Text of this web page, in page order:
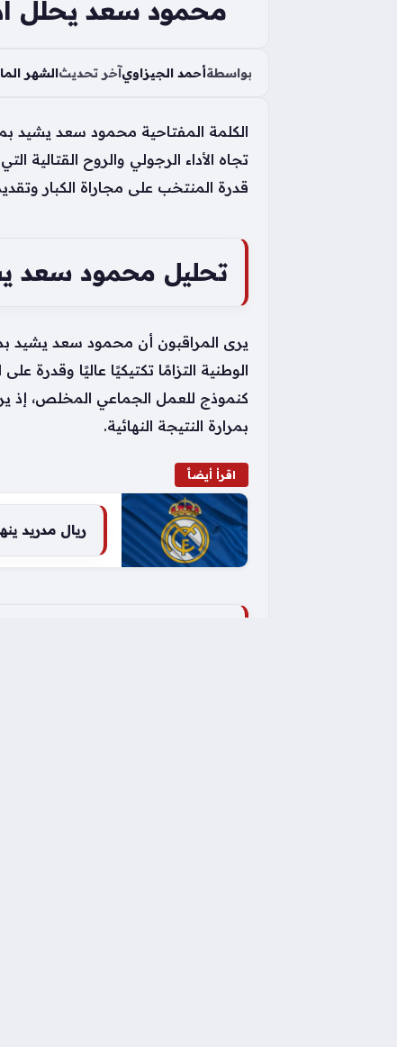
محمود سعد يحلل
بواسطةأحمد الجيزاويآخر تحديثالشهر
الكلمة المفتاحية محمود سعد يشيد
تجاه الأداء الرجولي والروح
قدرة المنتخب على مجاراة الكبار
تحليل محمود سعد
يرى المراقبون أن محمود سعد يشيد
الوطنية التزامًا تكتيكيًا عاليًا
كنموذج للعمل الجماعي المخلص، إذ
بمرارة النتيجة النهائية.
اقرأ أيضاً
ريال مدريد